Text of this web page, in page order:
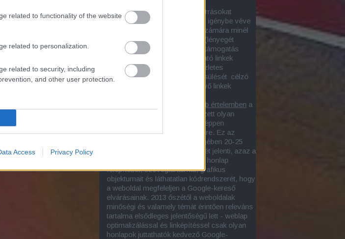
related to functionality of the website
related to personalization.
related to security, including
and other user protection.
Access Privacy Policy
a külső SEO során külső erőforrásokat
(nevezetesen más honlapokat) igénybe véve
érünk el (építünk fel) az oldal számára minél
hatékonyabb támogatottságot (lényegét
tekintve ez a linképítés). A webtámogatás
nagyban függ a céloldalra mutató linkek
hatékonyságától. E kérdés részletes
elemzése és a linkerő megbecsülését célzó
Bejövő linkek
szűkebb értelemben a
kiválasztott webegységen végzett olyan
munka, amelynek eredményeképpen
keresőbarát weboldal
jön létre. Ez az
optimalizációs folyamat lényegében 20-25
keresőszempont érvényesítését jelenti, azaz a
SEO-szakember úgy alakítja a honlap
felépítését, szövegtartalmát, grafikus
objektumait és láthatatlan kódrendszerét, hogy
a weboldal megfeleljen a Google-kereső
elvárásainak. 2013 őszétől a weboldalak
minőségi és valamely témát érintően releváns
tartalma elsődleges jelentőségű lett - weblap
optimalizálással és linképítéssel csak olyan
honlapok juttathatók kedvező Google-